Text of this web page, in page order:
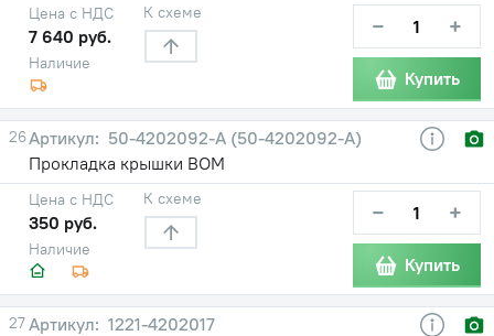
Наличие
Цена с НДС
7 640 руб.
К схеме − +
Купить
26
50-4202092-A (50-4202092-А)
Прокладка крышки ВОМ
Наличие
Цена с НДС
350 руб.
К схеме − +
Купить
27
1221-4202017